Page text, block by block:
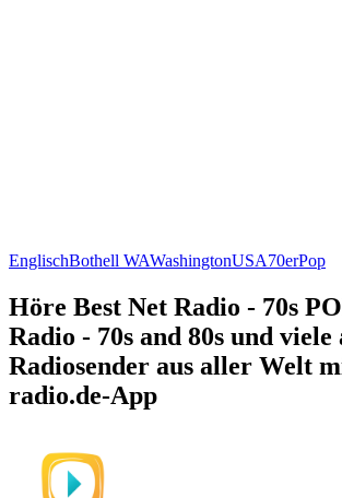
EnglischBothell WAWashingtonUSA70erPop
Höre Best Net Radio - 70s
Radio - 70s and 80s und viele
Radiosender aus aller Welt
radio.de-App